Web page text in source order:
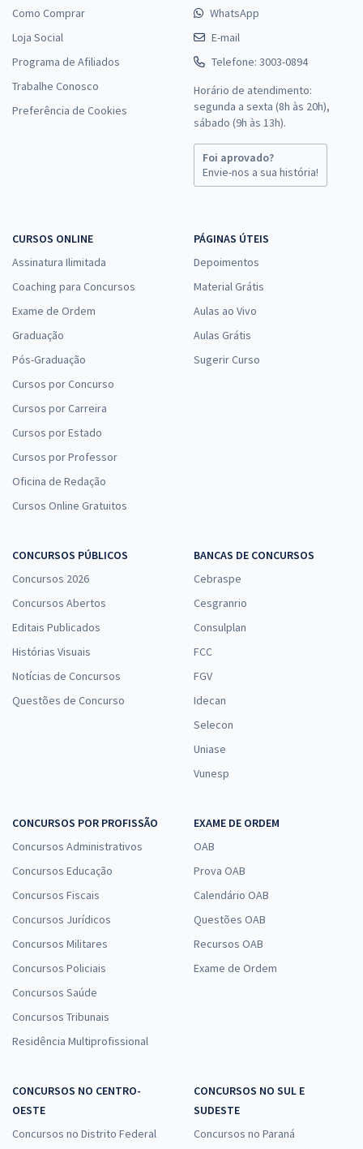
Como Comprar
Loja Social
Programa de Afiliados
Trabalhe Conosco
Preferência de Cookies
WhatsApp
E-mail
Telefone: 3003-0894
Horário de atendimento:
segunda a sexta (8h às 20h),
sábado (9h às 13h).
Foi aprovado?
Envie-nos a sua história!
CURSOS ONLINE
Assinatura Ilimitada
Coaching para Concursos
Exame de Ordem
Graduação
Pós-Graduação
Cursos por Concurso
Cursos por Carreira
Cursos por Estado
Cursos por Professor
Oficina de Redação
Cursos Online Gratuitos
PÁGINAS ÚTEIS
Depoimentos
Material Grátis
Aulas ao Vivo
Aulas Grátis
Sugerir Curso
CONCURSOS PÚBLICOS
Concursos 2026
Concursos Abertos
Editais Publicados
Histórias Visuais
Notícias de Concursos
Questões de Concurso
BANCAS DE CONCURSOS
Cebraspe
Cesgranrio
Consulplan
FCC
FGV
Idecan
Selecon
Uniase
Vunesp
CONCURSOS POR PROFISSÃO
Concursos Administrativos
Concursos Educação
Concursos Fiscais
Concursos Jurídicos
Concursos Militares
Concursos Policiais
Concursos Saúde
Concursos Tribunais
Residência Multiprofissional
EXAME DE ORDEM
OAB
Prova OAB
Calendário OAB
Questões OAB
Recursos OAB
Exame de Ordem
CONCURSOS NO CENTRO-
OESTE
Concursos no Distrito Federal
CONCURSOS NO SUL E
SUDESTE
Concursos no Paraná